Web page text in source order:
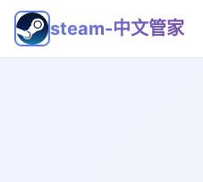
steam-中文管家